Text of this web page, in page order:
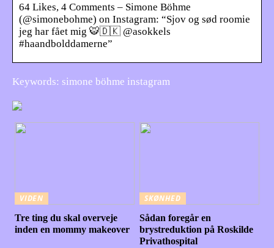
64 Likes, 4 Comments – Simone Böhme
(@simonebohme) on Instagram: “Sjov og sød roomie
jeg har fået mig 🐯🇩🇰 @asokkels
#haandbolddamerne”
Keywords: simone böhme instagram
VIDEN
Tre ting du skal overveje
inden en mommy makeover
SKØNHED
Sådan foregår en
brystreduktion på Roskilde
Privathospital